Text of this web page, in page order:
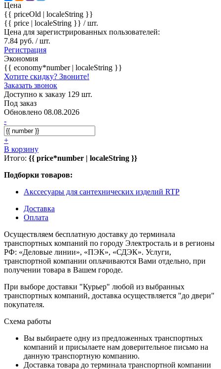
Цена
{{ priceOld | localeString }}
{{ price | localeString }} / шт.
Цена для зарегистрированных пользователей:
7.84 руб. / шт.
Регистрация
Экономия
{{ economy*number | localeString }}
Хотите скидку? Звоните!
Заказать звонок
Доступно к заказу 129 шт.
Под заказ
Обновлено 08.08.2026
-
+
В корзину
Итого: {{ price*number | localeString }}
Подборки товаров:
Акссесуары для сантехнических изделий RTP
Доставка
Оплата
Осуществляем бесплатную доставку до терминала
транспортных компаний по городу Электросталь и в регионы
РФ: «Деловые линии», «ПЭК», «СДЭК». Услуги,
транспортной компании оплачиваются Вами отдельно, при
получении товара в Вашем городе.
При выборе доставки "Курьер" любой из выбранных
транспортных компаний, доставка осуществляется "до двери"
покупателя.
Схема работы
Вы выбираете одну из предложенных транспортных
компаний и присылаете нам доверительное письмо на
данную транспортную компанию.
Доставка товара до терминала транспортной компании